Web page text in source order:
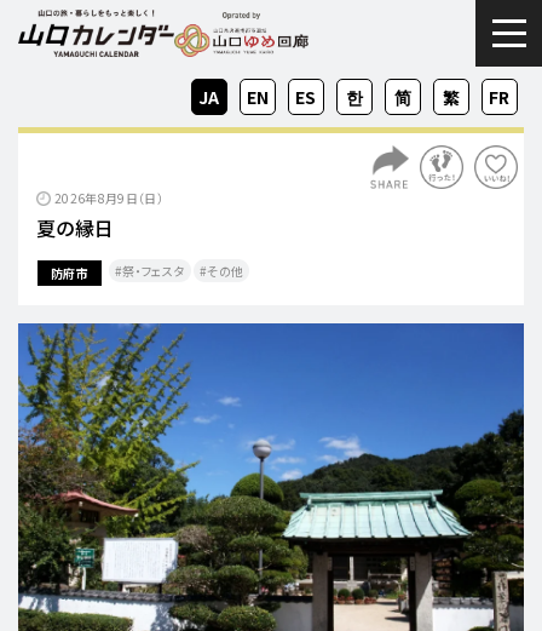
ZH-
CN
ZH-
TW
EN FR
JA KO
ES
2026年8月9日（日）
夏の縁日
防府市 祭・フェスタ その他